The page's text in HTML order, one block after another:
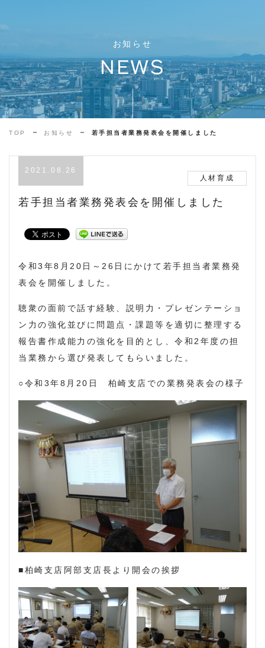
お知らせ
NEWS
TOP お知らせ 若手担当者業務発表会を開催しました
2021.08.26
人材育成
若手担当者業務発表会を開催しました
令和3年8月20日～26日にかけて若手担当者業務発
表会を開催しました。
聴衆の面前で話す経験、説明力・プレゼンテーショ
ン力の強化並びに問題点・課題等を適切に整理する
報告書作成能力の強化を目的とし、令和2年度の担
当業務から選び発表してもらいました。
○令和3年8月20日 柏崎支店での業務発表会の様子
■柏崎支店阿部支店長より開会の挨拶